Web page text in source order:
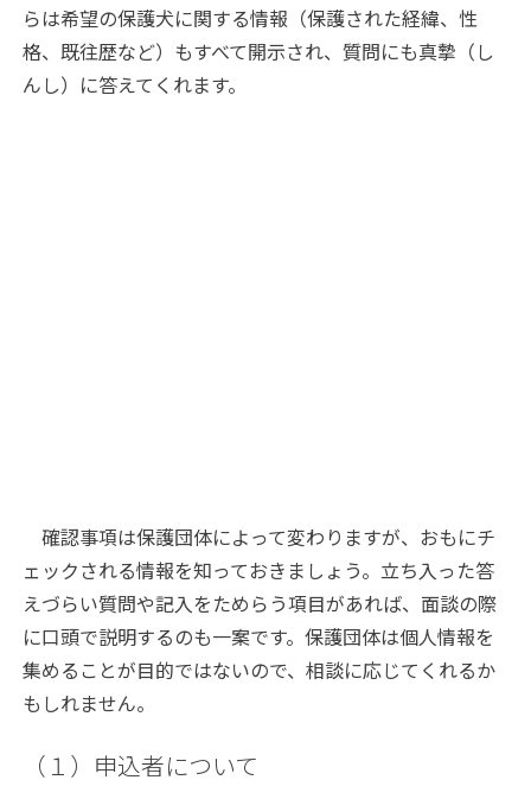
らは希望の保護犬に関する情報（保護された経緯、性
格、既往歴など）もすべて開示され、質問にも真摯（し
んし）に答えてくれます。
確認事項は保護団体によって変わりますが、おもにチ
ェックされる情報を知っておきましょう。立ち入った答
えづらい質問や記入をためらう項目があれば、面談の際
に口頭で説明するのも一案です。保護団体は個人情報を
集めることが目的ではないので、相談に応じてくれるか
もしれません。
（１）申込者について